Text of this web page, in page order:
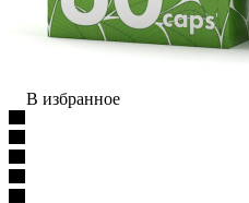
В избранное